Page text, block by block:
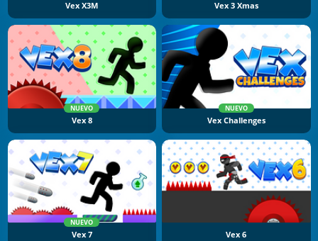
Vex X3M Vex 3 Xmas
NUEVO
Vex 8
NUEVO
Vex Challenges
NUEVO
Vex 7 Vex 6